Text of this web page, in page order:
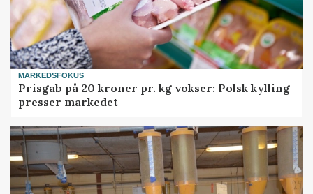
MARKEDSFOKUS
Prisgab på 20 kroner pr. kg vokser: Polsk kylling
presser markedet